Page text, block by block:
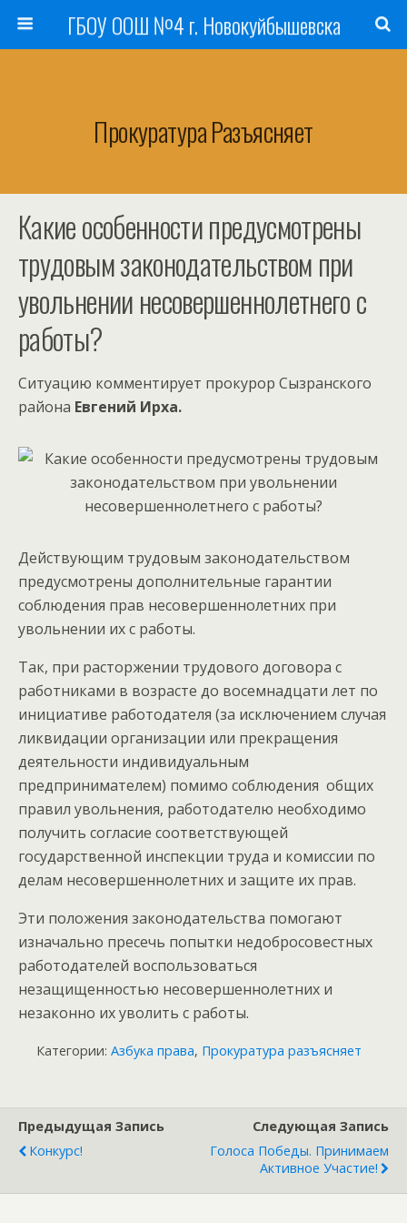
ГБОУ ООШ №4 г. Новокуйбышевска
Прокуратура Разъясняет
Какие особенности предусмотрены
трудовым законодательством при
увольнении несовершеннолетнего с
работы?
Ситуацию комментирует прокурор Сызранского
района Евгений Ирха.
Действующим трудовым законодательством
предусмотрены дополнительные гарантии
соблюдения прав несовершеннолетних при
увольнении их с работы.
Так, при расторжении трудового договора с
работниками в возрасте до восемнадцати лет по
инициативе работодателя (за исключением случая
ликвидации организации или прекращения
деятельности индивидуальным
предпринимателем) помимо соблюдения общих
правил увольнения, работодателю необходимо
получить согласие соответствующей
государственной инспекции труда и комиссии по
делам несовершеннолетних и защите их прав.
Эти положения законодательства помогают
изначально пресечь попытки недобросовестных
работодателей воспользоваться
незащищенностью несовершеннолетних и
незаконно их уволить с работы.
Категории: Азбука права, Прокуратура разъясняет
Предыдущая Запись
Конкурс!
Следующая Запись
Голоса Победы. Принимаем
Активное Участие!